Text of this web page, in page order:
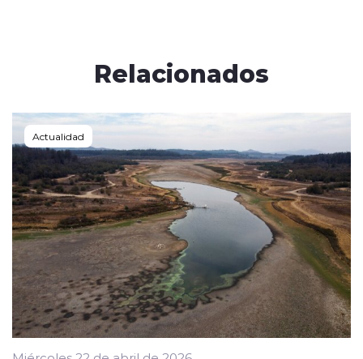
Relacionados
Actualidad